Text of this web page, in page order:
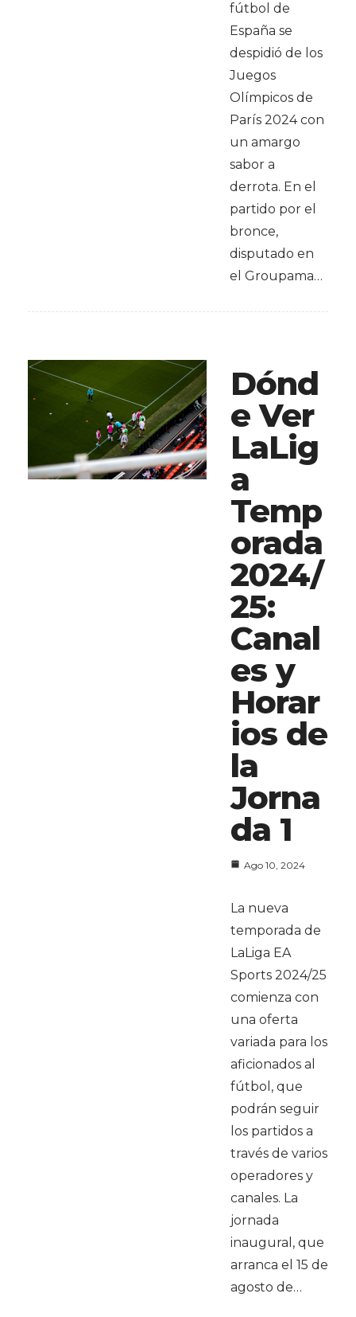
fútbol de
España se
despidió de los
Juegos
Olímpicos de
París 2024 con
un amargo
sabor a
derrota. En el
partido por el
bronce,
disputado en
el Groupama…
Dónd
e Ver
LaLig
a
Temp
orada
2024/
25:
Canal
es y
Horar
ios de
la
Jorna
da 1
Ago 10, 2024
La nueva
temporada de
LaLiga EA
Sports 2024/25
comienza con
una oferta
variada para los
aficionados al
fútbol, que
podrán seguir
los partidos a
través de varios
operadores y
canales. La
jornada
inaugural, que
arranca el 15 de
agosto de…